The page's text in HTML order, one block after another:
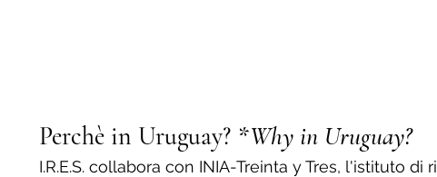
Perchè in Uruguay? *Why in Uruguay?
I.R.E.S. collabora con INIA-Treinta y Tres, l'istituto